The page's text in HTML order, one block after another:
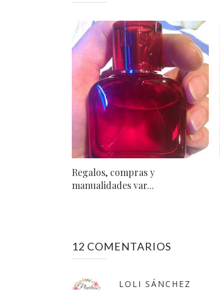
Regalos, compras y
manualidades var...
12 COMENTARIOS
LOLI SÁNCHEZ